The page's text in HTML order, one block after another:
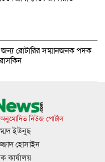
জন্য রোটারির সম্মানজনক পদক
সালাহউদ্দিন আহমদকে গুম
সংস্থা
লম্বা ছুটির সুযোগ
অনুমোদিত নিউজ পোর্টাল
ইউনুছ
হোসাইন
কার্যালয়